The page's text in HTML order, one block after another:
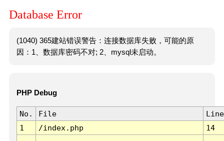
Database Error
(1040) 365建站错误警告：连接数据库失败，可能的原
因：1、数据库密码不对; 2、mysql未启动。
PHP Debug
No. File
Line
1
/index.php 14